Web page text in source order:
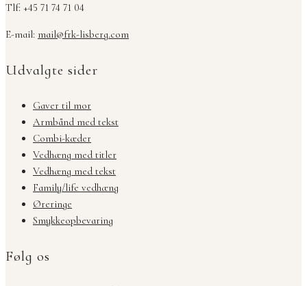
Tlf: +45 71 74 71 04
E-mail: mail@frk-lisberg.com
Udvalgte sider
Gaver til mor
Armbånd med tekst
Combi-kæder
Vedhæng med titler
Vedhæng med tekst
Family/life vedhæng
Øreringe
Smykkeopbevaring
Følg os